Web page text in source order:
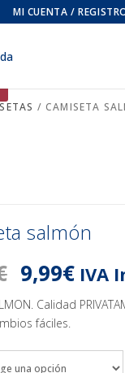
MI CUENTA /
/ CAMISETA
salmón
El
precio
original
era:
29,90€.
9,99€El
9,99€.
IVA
Calidad
fáciles.